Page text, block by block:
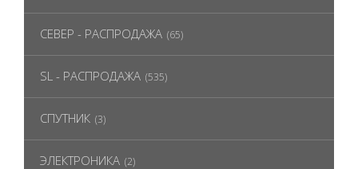
СЕВЕР - РАСПРОДАЖА (65)
SL - РАСПРОДАЖА (535)
СПУТНИК (3)
ЭЛЕКТРОНИКА (2)